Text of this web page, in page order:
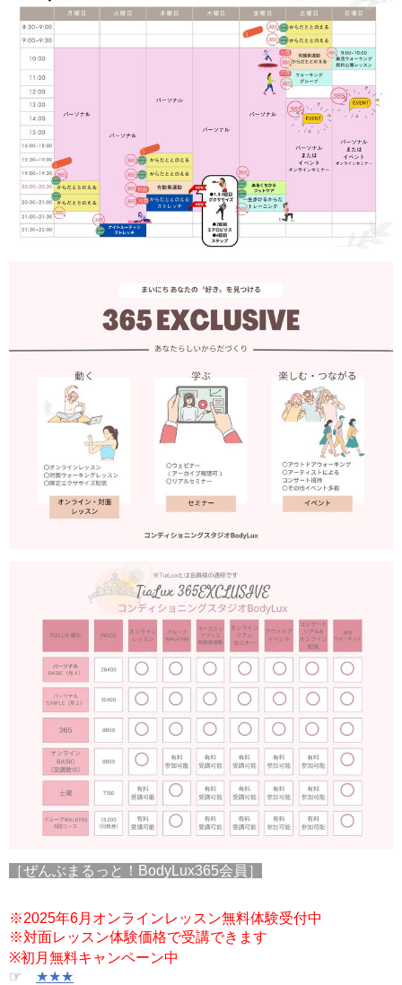
［ぜんぶまるっと！BodyLux365会員］
※2025年6月オンラインレッスン無料体験受付中
※対面レッスン体験価格で受講できます
※初月無料キャンペーン中
☞ ★★★